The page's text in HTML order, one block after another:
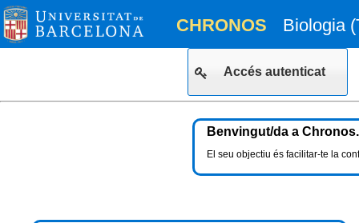
CHRONOS Biologia
Accés autenticat
Benvingut/da a
El seu objectiu és facilitar-te la